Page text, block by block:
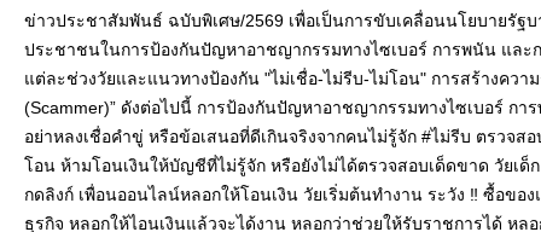
ข่าวประชาสัมพันธ์ ฉบับพิเศษ/2569 เพื่อเป็นการขับเคลื่อนนโยบายรัฐ
ประชาชนในการป้องกันปัญหาอาชญากรรมทางไซเบอร์ การพนัน แล
แต่ละช่วงวัยและแนวทางป้องกัน "ไม่เชื่อ-ไม่รีบ-ไม่โอน" การสร้างควา
(Scammer)” ดังต่อไปนี้ การป้องกันปัญหาอาชญากรรมทางไซเบอร์ ก
อย่าหลงเชื่อคำขู่ หรือข้อเสนอที่ดีเกินจริงจากคนไม่รู้จัก #ไม่รีบ ตรวจ
โอน ห้ามโอนเงินให้บัญชีที่ไม่รู้จัก หรือยังไม่ได้ตรวจสอบเด็ดขาด วัยเ
กดลิงก์ เพื่อนออนไลน์หลอกให้โอนเงิน วัยเริ่มต้นทำงาน ระวัง ‼ ซื้อข
ธุรกิจ หลอกให้ไอนเงินแล้วจะได้งาน หลอกว่าช่วยให้รับราชการได้ ห